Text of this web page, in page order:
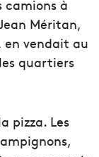
camions à
Méritan,
vendait au
quartiers
pizza. Les